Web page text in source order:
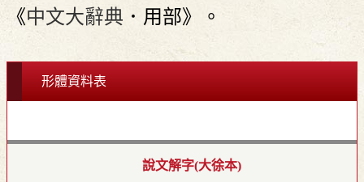
《中文大辭典 ．用部》。
形體資料表
說文解字(大徐本)